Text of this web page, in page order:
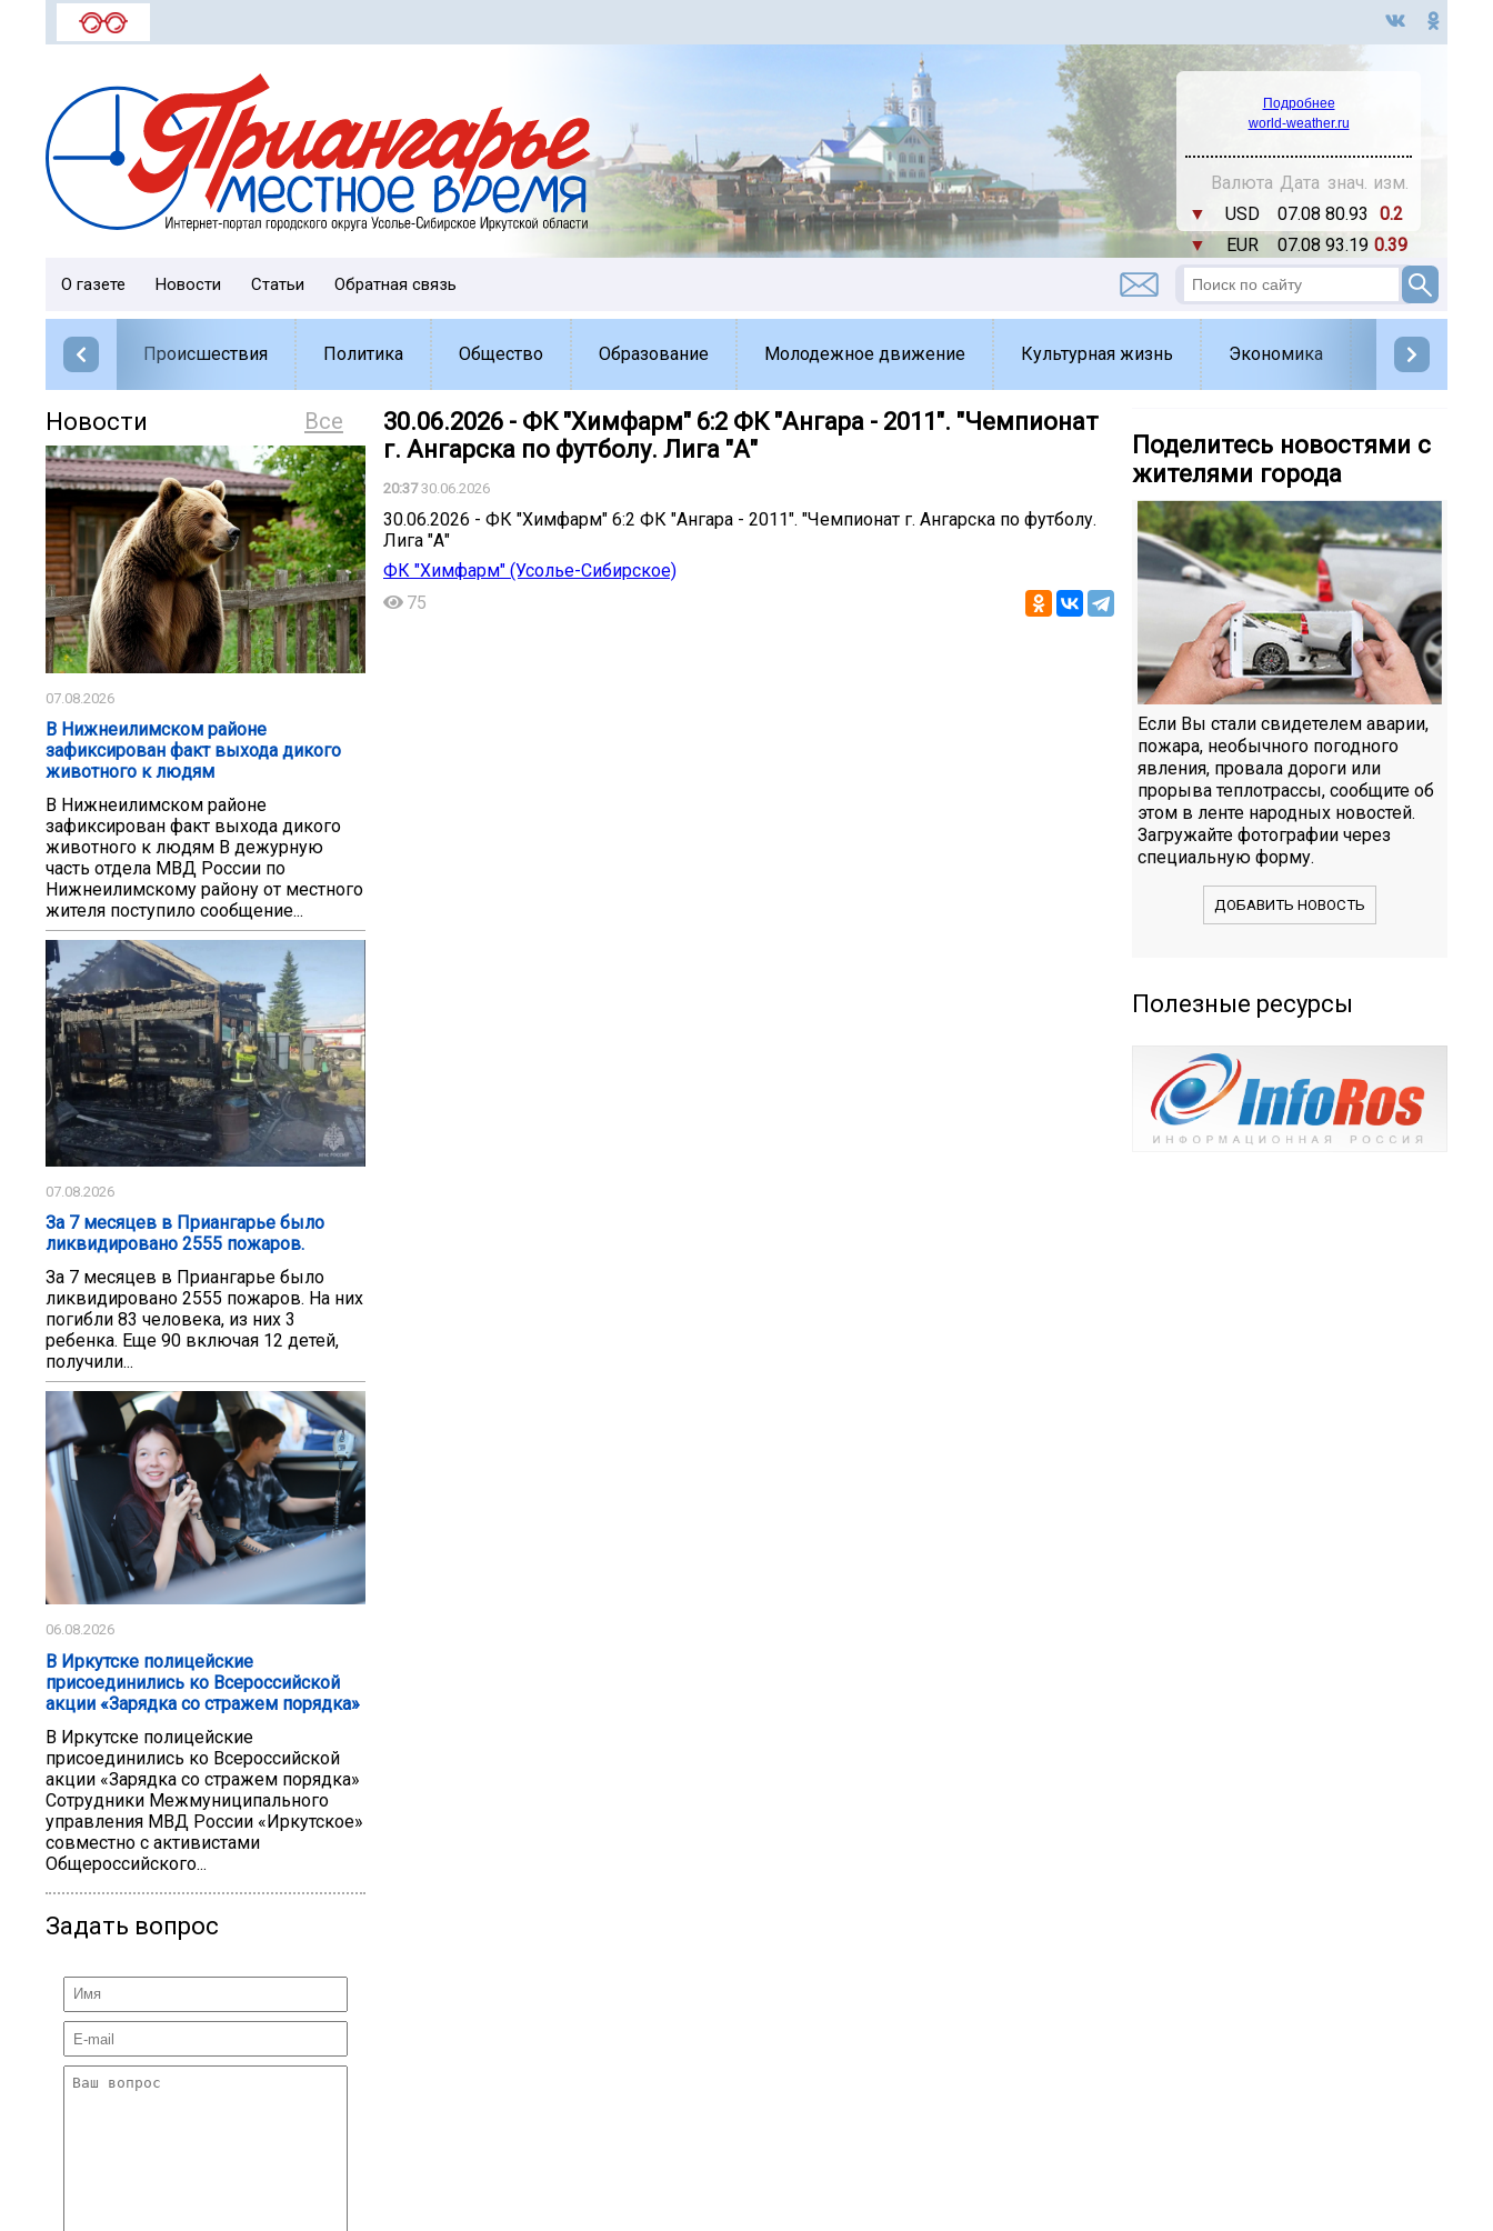
Подробнее
world-weather.ru
Валюта Дата знач. изм.
▼
USD 07.08 80.93
0.2
▼
EUR 07.08 93.19 0.39
О газете Новости Статьи Обратная связь
Происшествия Политика Общество Образование Молодежное движение Культурная жизнь Экономика Спорт
Все
Новости
07.08.2026
В Нижнеилимском районе
зафиксирован факт выхода дикого
животного к людям
В Нижнеилимском районе
зафиксирован факт выхода дикого
животного к людям В дежурную
часть отдела МВД России по
Нижнеилимскому району от местного
жителя поступило сообщение...
07.08.2026
За 7 месяцев в Приангарье было
ликвидировано 2555 пожаров.
За 7 месяцев в Приангарье было
ликвидировано 2555 пожаров. На них
погибли 83 человека, из них 3
ребенка. Еще 90 включая 12 детей,
получили...
06.08.2026
В Иркутске полицейские
присоединились ко Всероссийской
акции «Зарядка со стражем порядка»
В Иркутске полицейские
присоединились ко Всероссийской
акции «Зарядка со стражем порядка»
Сотрудники Межмуниципального
управления МВД России «Иркутское»
совместно с активистами
Общероссийского...
Задать вопрос
30.06.2026 - ФК "Химфарм" 6:2 ФК "Ангара - 2011". "Чемпионат
г. Ангарска по футболу. Лига "А"
20:3730.06.2026
30.06.2026 - ФК "Химфарм" 6:2 ФК "Ангара - 2011". "Чемпионат г. Ангарска по футболу.
Лига "А"
ФК "Химфарм" (Усолье-Сибирское)
75
Поделитесь новостями с
жителями города
Если Вы стали свидетелем аварии,
пожара, необычного погодного
явления, провала дороги или
прорыва теплотрассы, сообщите об
этом в ленте народных новостей.
Загружайте фотографии через
специальную форму.
ДОБАВИТЬ НОВОСТЬ
Полезные ресурсы